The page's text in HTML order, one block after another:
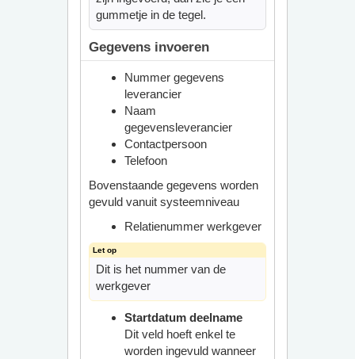
gummetje in de tegel.
Gegevens invoeren
Nummer gegevens
leverancier
Naam
gegevensleverancier
Contactpersoon
Telefoon
Bovenstaande gegevens worden
gevuld vanuit systeemniveau
Relatienummer werkgever
Dit is het nummer van de
werkgever
Startdatum deelname
Dit veld hoeft enkel te
worden ingevuld wanneer